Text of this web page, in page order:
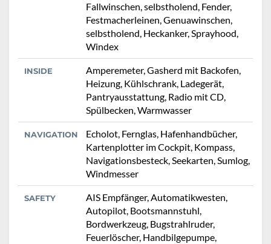
Fallwinschen, selbstholend, Fender,
Festmacherleinen, Genuawinschen,
selbstholend, Heckanker, Sprayhood,
Windex
INSIDE
Amperemeter, Gasherd mit Backofen,
Heizung, Kühlschrank, Ladegerät,
Pantryausstattung, Radio mit CD,
Spülbecken, Warmwasser
NAVIGATION
Echolot, Fernglas, Hafenhandbücher,
Kartenplotter im Cockpit, Kompass,
Navigationsbesteck, Seekarten, Sumlog,
Windmesser
SAFETY
AIS Empfänger, Automatikwesten,
Autopilot, Bootsmannstuhl,
Bordwerkzeug, Bugstrahlruder,
Feuerlöscher, Handbilgepumpe,